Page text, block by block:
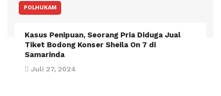
POLHUKAM
Kasus Penipuan, Seorang Pria Diduga Jual
Tiket Bodong Konser Sheila On 7 di
Samarinda
Juli 27, 2024